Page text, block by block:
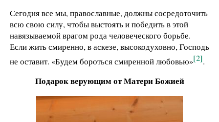
Сегодня все мы, православные, должны сосредоточить
всю свою силу, чтобы выстоять и победить в этой
навязываемой врагом рода человеческого борьбе.
Если жить смиренно, в аскезе, высокодуховно, Господь
не оставит. «Будем бороться смиренной любовью»[2].
Подарок верующим от Матери Божией